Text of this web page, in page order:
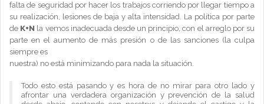
falta de seguridad por hacer los trabajos corriendo por llegar tiempo a
su realización, lesiones de baja y alta intensidad. La política por parte
de K+N la vemos inadecuada desde un principio, con el arreglo por su
parte en el aumento de más presión o de las sanciones (la culpa
siempre es
nuestra) no está minimizando para nada la situación.
Todo esto está pasando y es hora de no mirar para otro lado y
afrontar una verdadera organización y prevención de la salud